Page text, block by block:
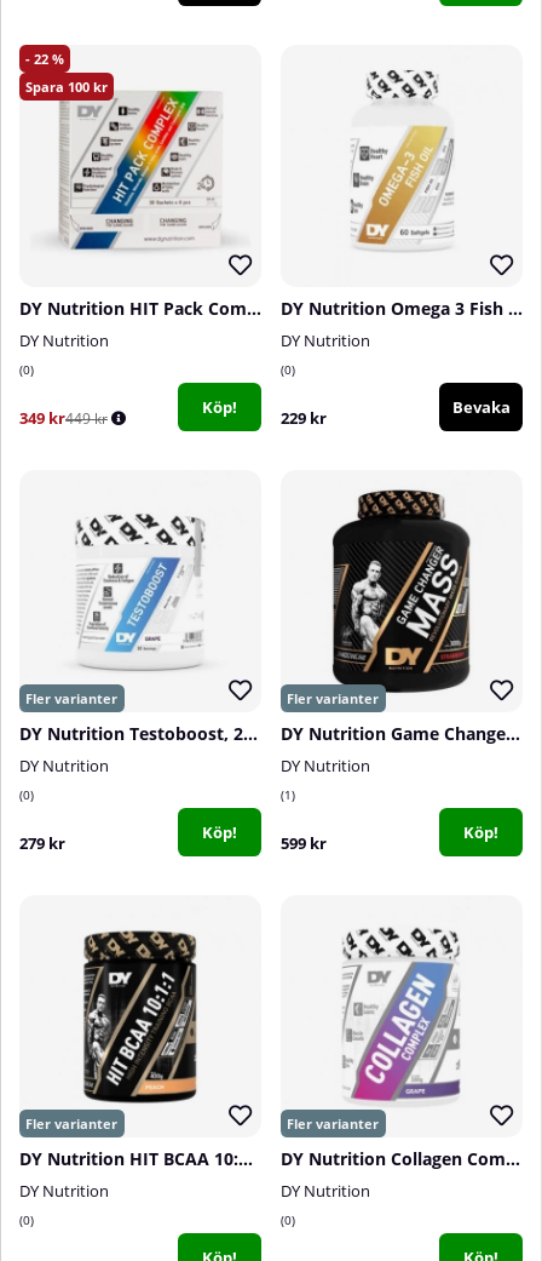
22
100
DY Nutrition HIT Pack Complex, 30 packs
DY Nutrition
0
349 kr449 kr
Köp!
DY Nutrition Omega 3 Fish Oil, 60 caps
DY Nutrition
0
229 kr Bevaka
DY Nutrition Testoboost, 270 g
DY Nutrition
0
279 kr Köp!
DY Nutrition Game Changer Mass, 3 kg
DY Nutrition
1
599 kr Köp!
DY Nutrition HIT BCAA 10:1:1, 400 g
DY Nutrition
0
DY Nutrition Collagen Complex, 300 g
DY Nutrition
0